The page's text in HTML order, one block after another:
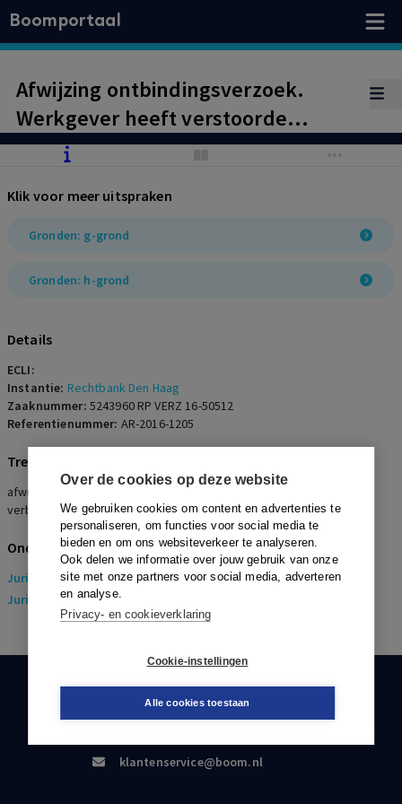
Over de cookies op deze website
We gebruiken cookies om content en advertenties te
personaliseren, om functies voor social media te
bieden en om ons websiteverkeer te analyseren.
Ook delen we informatie over jouw gebruik van onze
site met onze partners voor social media, adverteren
en analyse.
Privacy- en cookieverklaring
Cookie-instellingen
Alle cookies toestaan
Boomportaal
Afwijzing ontbindingsverzoek.
Werkgever heeft verstoorde
arbeidsverhouding zelf in de hand
nadat werknemer niet mee wilde
werken aan een (in zijn ogen
opdrachtgever niet langer wenst
project, is tevens geen redelijke
grond voor ontbinding.
Klik voor meer uitspraken
Gronden: g-grond
Gronden: h-grond
Details
ECLI:
Instantie: Rechtbank Den Haag
Zaaknummer: 5243960 RP VERZ 16-50512
Referentienummer: AR-2016-1205
Trefwoorden
afwijzing ontbindingsverzoek, verstoorde arbeidsrelatie,
verbetertraject
Onderwerpen
Juridisch> Arbeidsrecht
Juridisch> Sociaal Zekerheidsrecht
KLANTENSERVICE
klantenservice@boom.nl